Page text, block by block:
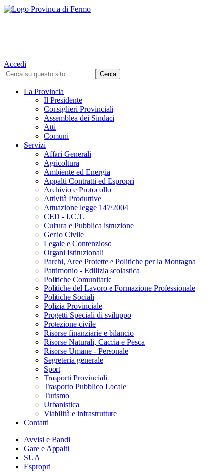
Accedi
La Provincia
Il Presidente
Consiglieri Provinciali
Assemblea dei Sindaci
Atti
Comuni
Servizi
Affari Generali
Agricoltura
Ambiente ed Energia
Appalti Contratti ed Espropri
Archivio e Protocollo
Attività Produttive
Attuazione legge 147/2004
CED - I.C.T.
Cultura e Pubblica istruzione
Genio Civile
Legale e Contenzioso
Organi Istituzionali
Parchi, Aree Protette e Politiche per la Montagna
Patrimonio - Edilizia scolastica
Politiche Comunitarie
Politiche del Lavoro e Formazione Professionale
Politiche Sociali
Polizia Provinciale
Progetti Speciali di sviluppo
Protezione civile
Risorse finanziarie e bilancio
Risorse Naturali, Caccia e Pesca
Risorse Umane - Personale
Segreteria generale
Sport
Trasporti Provinciali
Trasporto Pubblico Locale
Turismo
Urbanistica
Viabilità e infrastrutture
Contatti
Avvisi e Bandi
Gare e Appalti
SUA
Espropri